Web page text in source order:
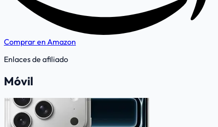
Comprar en Amazon
Enlaces de afiliado
Móvil